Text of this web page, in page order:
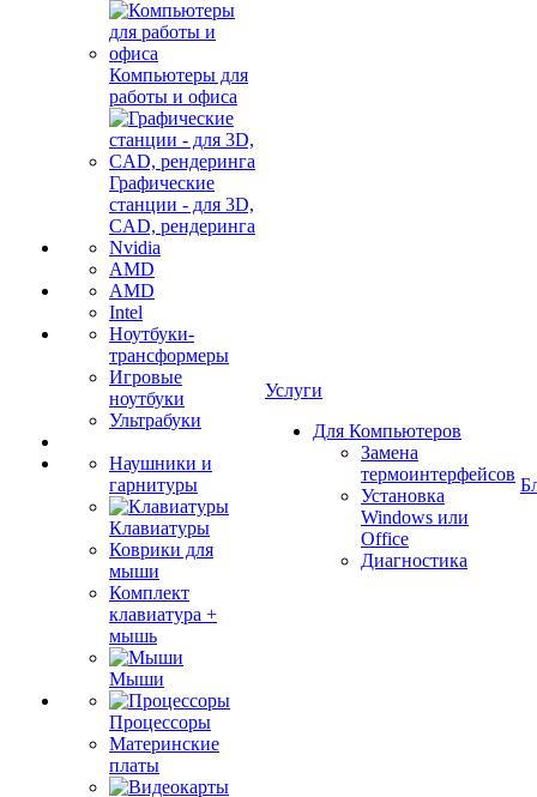
Компьютеры для
работы и офиса
Графические
станции - для 3D,
CAD, рендеринга
Nvidia
AMD
AMD
Intel
Ноутбуки-
трансформеры
Игровые
ноутбуки
Ультрабуки
Наушники и
гарнитуры
Клавиатуры
Коврики для
мыши
Комплект
клавиатура +
мышь
Мыши
Процессоры
Материнские
платы
Услуги
Для Компьютеров
Замена
термоинтерфейсов
Установка
Windows или
Office
Диагностика